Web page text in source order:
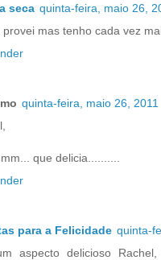
seca quinta-feira, maio 26,
provei mas tenho cada vez
quinta-feira, maio 26, 2011
que delicia..........
para a Felicidade quinta-
aspecto delicioso